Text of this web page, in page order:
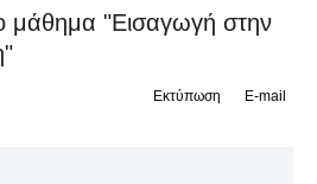
μάθημα "Εισαγωγή στην
E-mail
Εκτύπωση